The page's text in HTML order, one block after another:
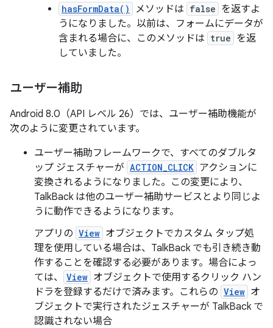
hasFormData() メソッドは false を返すよ
うになりました。以前は、フォームにデータが
含まれる場合に、このメソッドは true を返
していました。
ユーザー補助
Android 8.0（API レベル 26）では、ユーザー補助機能が
次のように変更されています。
ユーザー補助フレームワークで、すべてのダブルタ
ップ ジェスチャーが ACTION_CLICK アクションに
変換されるようになりました。この変更により、
TalkBack は他のユーザー補助サービスとより同じよ
うに動作できるようになります。
アプリの View オブジェクトでカスタム タップ処
理を使用している場合は、TalkBack でも引き続き動
作することを確認する必要があります。場合によっ
ては、
View オブジェクトで使用するクリック ハン
ドラを登録するだけで済みます。これらの View オ
ブジェクトで実行されたジェスチャーが TalkBack で
認識されない場合